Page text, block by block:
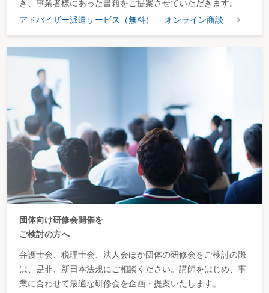
き、事業者様にあった書籍をご提案させていただきます。
アドバイザー派遣サービス（無料）
オンライン商談
団体向け研修会開催を
ご検討の方へ
弁護士会、税理士会、法人会ほか団体の研修会をご検討の際
は、是非、新日本法規にご相談ください。講師をはじめ、事
業に合わせて最適な研修会を企画・提案いたします。